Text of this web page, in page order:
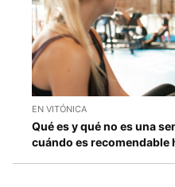
EN VITÓNICA
Qué es y qué no es una
cuándo es recomendable